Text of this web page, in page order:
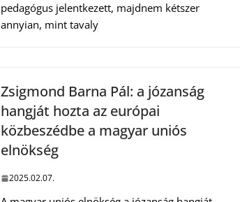
pedagógus jelentkezett, majdnem kétszer
annyian, mint tavaly
Zsigmond Barna Pál: a józanság
hangját hozta az európai
közbeszédbe a magyar uniós
elnökség
2025.02.07.